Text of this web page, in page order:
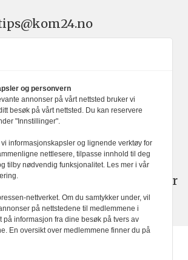
kom24@watchmedia.no
etter Vær Varsom-
for god presseskikk. Her
omPFUsarbeid.
og personvern
annonser på vårt nettsted bruker vi
besøk på vårt nettsted. Du kan reservere
"Innstillinger".
vi informasjonskapsler og lignende verktøy for
nettlesere, tilpasse innhold til deg
tilby nødvendig funksjonalitet. Les mer i vår
nettverket. Om du samtykker under, vil
på nettstedene til medlemmene i
på informasjon fra dine besøk på tvers av
En oversikt over medlemmene finner du på